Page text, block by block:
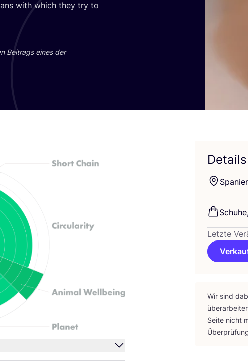
with which they try to
Bei­trags eines der
Details
Letzte
Wir sind
Sei­te nicht